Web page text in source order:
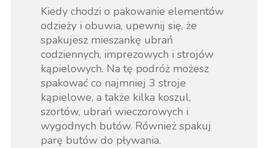
Kiedy chodzi o pakowanie elementów
odzieży i obuwia, upewnij się, że
spakujesz mieszankę ubrań
codziennych, imprezowych i strojów
kąpielowych. Na tę podróż możesz
spakować co najmniej 3 stroje
kąpielowe, a także kilka koszul,
szortów, ubrań wieczorowych i
wygodnych butów. Również spakuj
parę butów do pływania.